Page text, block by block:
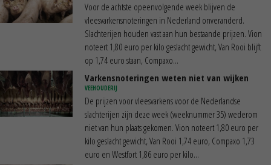
Voor de achtste opeenvolgende week blijven de
vleesvarkensnoteringen in Nederland onveranderd.
Slachterijen houden vast aan hun bestaande prijzen. Vion
noteert 1,80 euro per kilo geslacht gewicht, Van Rooi blijft
op 1,74 euro staan, Compaxo...
Varkensnoteringen weten niet van wijken
VEEHOUDERIJ
De prijzen voor vleesvarkens voor de Nederlandse
slachterijen zijn deze week (weeknummer 35) wederom
niet van hun plaats gekomen. Vion noteert 1,80 euro per
kilo geslacht gewicht, Van Rooi 1,74 euro, Compaxo 1,73
euro en Westfort 1,86 euro per kilo...